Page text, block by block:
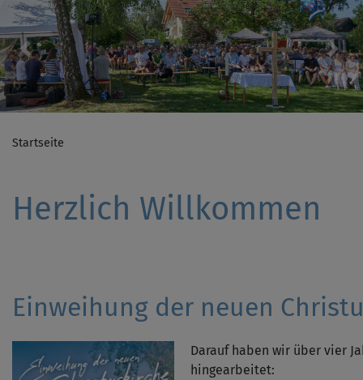
Previous Next
Startseite
Herzlich Willkommen
Einweihung der neuen
Darauf haben wir über vier
hingearbeitet: